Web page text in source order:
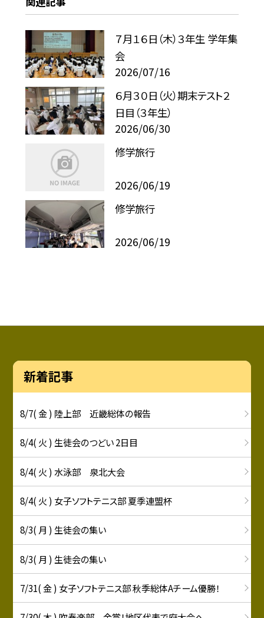
７月１６日（木）３年生 学年集
会
2026/07/16
６月３０日（火）期末テスト２
日目（３年生）
2026/06/30
修学旅行
2026/06/19
修学旅行
2026/06/19
新着記事
8/7( 金 ) 陸上部 近畿総体の報告
8/4( 火 ) 生徒会のつどい 2日目
8/4( 火 ) 水泳部 泉北大会
8/4( 火 ) 女子ソフトテニス部 夏季連盟杯
8/3( 月 ) 生徒会の集い
8/3( 月 ) 生徒会の集い
7/31( 金 ) 女子ソフトテニス部 秋季総体Aチーム優勝！